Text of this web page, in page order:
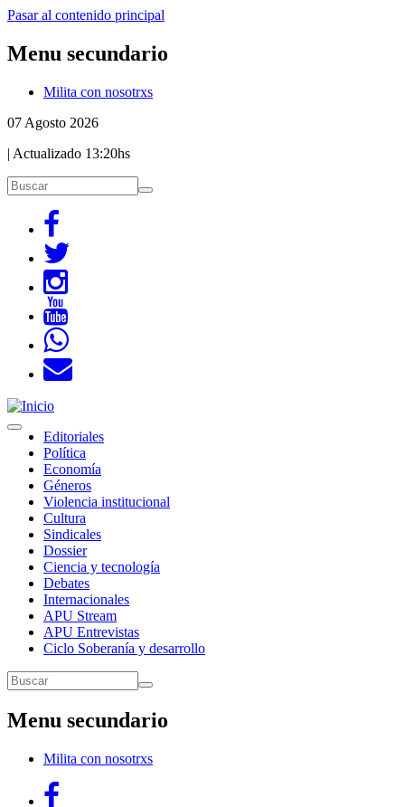
Pasar al contenido principal
Menu secundario
Milita con nosotrxs
07 Agosto 2026
| Actualizado 13:20hs
Buscar
Buscar
Toggle
navigation
Navegación
principal
Editoriales
Política
Economía
Géneros
Violencia institucional
Cultura
Sindicales
Dossier
Ciencia y tecnología
Debates
Internacionales
APU Stream
APU Entrevistas
Ciclo Soberanía y desarrollo
Buscar
Buscar
Menu secundario
Milita con nosotrxs